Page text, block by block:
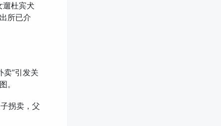
遛杜宾犬
所已介
卖”引发关
。
拐卖，父